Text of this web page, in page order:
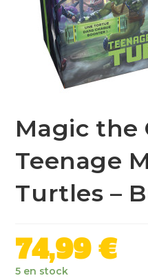
Magic the
Teenage
Turtles –
74,99€
5 en stock